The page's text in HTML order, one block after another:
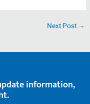
Next Post →
information,